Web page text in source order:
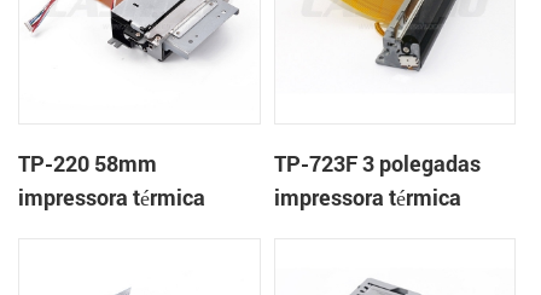
TP-220 58mm
impressora térmica
TP-723F 3 polegadas
impressora térmica